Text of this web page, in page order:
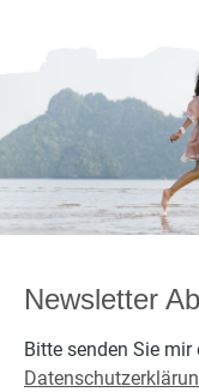
Newsletter
Bitte senden Sie mir